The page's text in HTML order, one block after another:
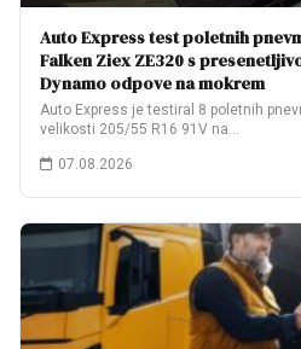
Auto Express test poletnih
Falken Ziex ZE320 s
Dynamo odpove na mokrem
Auto Express je testiral 8 poletnih
velikosti 205/55 R16 91V na…
07.08.2026